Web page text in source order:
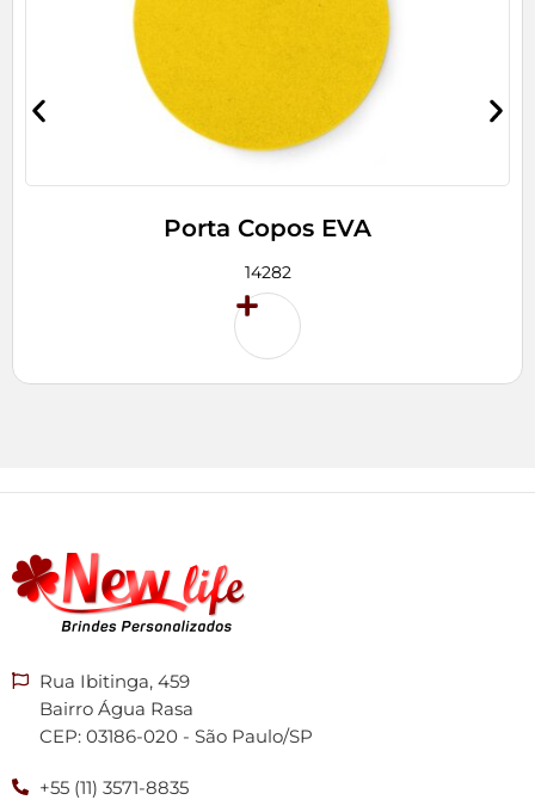
Porta Copos EVA
14282
Rua Ibitinga, 459
Bairro Água Rasa
CEP: 03186-020 - São Paulo/SP
+55 (11) 3571-8835